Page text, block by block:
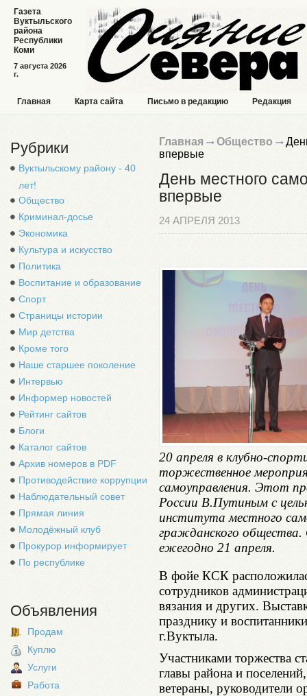
7 августа 2026
г.
Газета
Вуктыльского
района
Республики
Коми
Главная Карта сайта Письмо в редакцию Редакция
Рубрики
Вуктыльскому району - 40
лет!
Общество
Криминал-досье
Экономика
Культура и искусство
Политика
Воспитание и образование
Спорт
Страницы истории
Мир детства
Кроме того
Наше старшее поколение
Интервью
Информер новостей
Рейтинг сайтов
Блоги
Каталог сайтов
Архив номеров в PDF
Противодействие коррупции
Наблюдательный совет
Прямая линия
Молодёжный клуб
Прокурор информирует
По республике
Объявления
Продам
Куплю
Услуги
Работа
Главная Общество
впервые
День местного
впервые
24 АПРЕЛЯ 2013
20 апреля в клубно-
торжественное
самоуправления. Этот
России В.Путиным с
института местного
гражданского
ежегодно 21 апреля.
В фойе КСК
сотрудников
вязания и других.
празднику и
г.Вуктыла.
Участниками торжества
главы района и
ветераны, руководители